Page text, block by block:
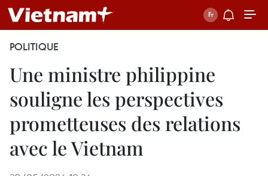
POLITIQUE
Une ministre philippine
souligne les perspectives
prometteuses des relations
avec le Vietnam